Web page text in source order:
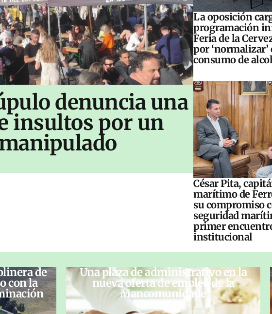
denuncia una
insultos por un
La oposición
programación
Feria de la
por ‘normalizar’
consumo de
César Pita,
marítimo de
su compromiso
seguridad
primer
institucional
de
con la
Una plaza de administrativo en la
nueva oferta de empleo de la
Mancomunidade